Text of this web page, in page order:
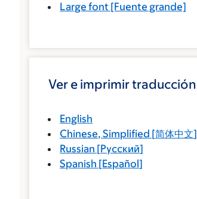
Large font [Fuente grande]
Ver e imprimir traducción
English
Chinese, Simplified [简体中文]
Russian [Русский]
Spanish [Español]